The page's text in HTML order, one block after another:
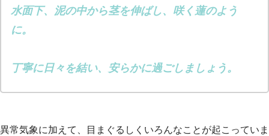
水面下、泥の中から茎を伸ばし、咲く蓮のよう
に。
丁寧に日々を結い、安らかに過ごしましょう。
異常気象に加えて、目まぐるしくいろんなことが起こっていま